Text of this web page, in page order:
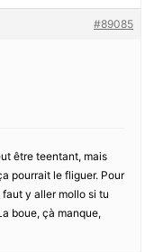
#89085
être teentant, mais
pourrait le fliguer. Pour
y aller mollo si tu
boue, çà manque,